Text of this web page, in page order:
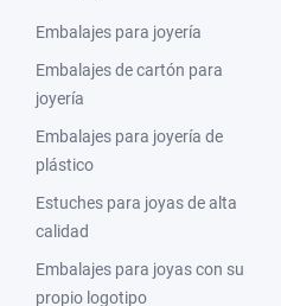
Embalajes para joyería
Embalajes de cartón para
joyería
Embalajes para joyería de
plástico
Estuches para joyas de alta
calidad
Embalajes para joyas con su
propio logotipo